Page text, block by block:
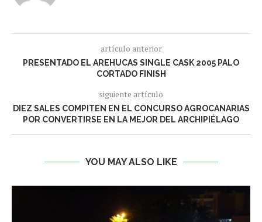
artículo anterior
PRESENTADO EL AREHUCAS SINGLE CASK 2005 PALO
CORTADO FINISH
siguiente artículo
DIEZ SALES COMPITEN EN EL CONCURSO AGROCANARIAS
POR CONVERTIRSE EN LA MEJOR DEL ARCHIPIÉLAGO
YOU MAY ALSO LIKE